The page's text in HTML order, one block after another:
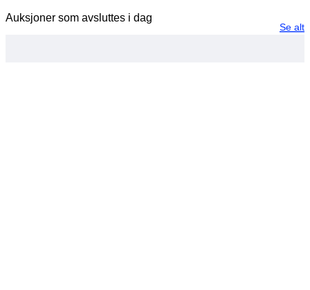
Auksjoner som avsluttes i dag
Se alt